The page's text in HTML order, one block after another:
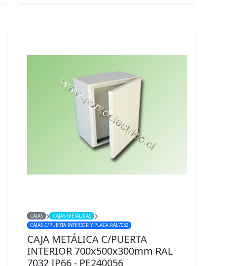
CAJAS
CAJAS METALICAS
CAJAS C/PUERTA INTERIOR Y PLACA RAL7032
CAJA METÁLICA C/PUERTA
INTERIOR 700x500x300mm RAL
7032 IP66 - PE240056